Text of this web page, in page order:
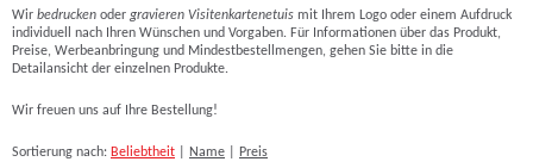
Wir bedrucken oder gravieren Visitenkartenetuis mit Ihrem Logo oder einem Aufdruck
individuell nach Ihren Wünschen und Vorgaben. Für Informationen über das Produkt,
Preise, Werbeanbringung und Mindestbestellmengen, gehen Sie bitte in die
Detailansicht der einzelnen Produkte.
Wir freuen uns auf Ihre Bestellung!
Sortierung nach: Beliebtheit Name
Preis